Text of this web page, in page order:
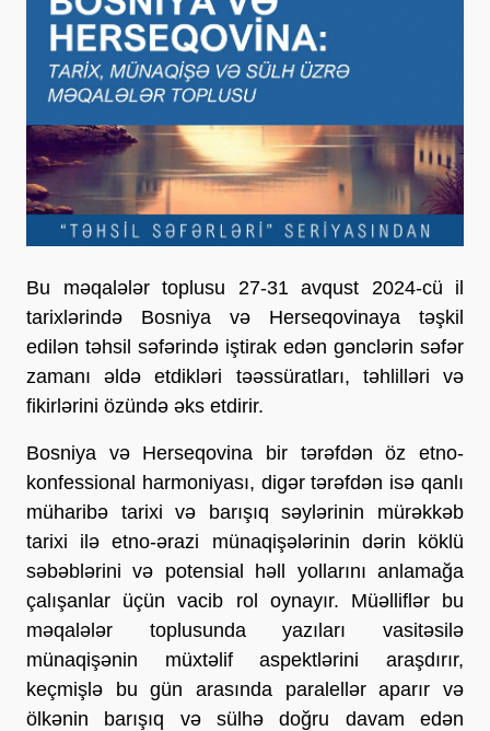
Bu məqalələr toplusu 27-31 avqust 2024-cü il
tarixlərində Bosniya və Herseqovinaya təşkil
edilən təhsil səfərində iştirak edən gənclərin səfər
zamanı əldə etdikləri təəssüratları, təhlilləri və
fikirlərini özündə əks etdirir.
Bosniya və Herseqovina bir tərəfdən öz etno-
konfessional harmoniyası, digər tərəfdən isə qanlı
müharibə tarixi və barışıq səylərinin mürəkkəb
tarixi ilə etno-ərazi münaqişələrinin dərin köklü
səbəblərini və potensial həll yollarını anlamağa
çalışanlar üçün vacib rol oynayır. Müəlliflər bu
məqalələr toplusunda yazıları vasitəsilə
münaqişənin müxtəlif aspektlərini araşdırır,
keçmişlə bu gün arasında paralellər aparır və
ölkənin barışıq və sülhə doğru davam edən